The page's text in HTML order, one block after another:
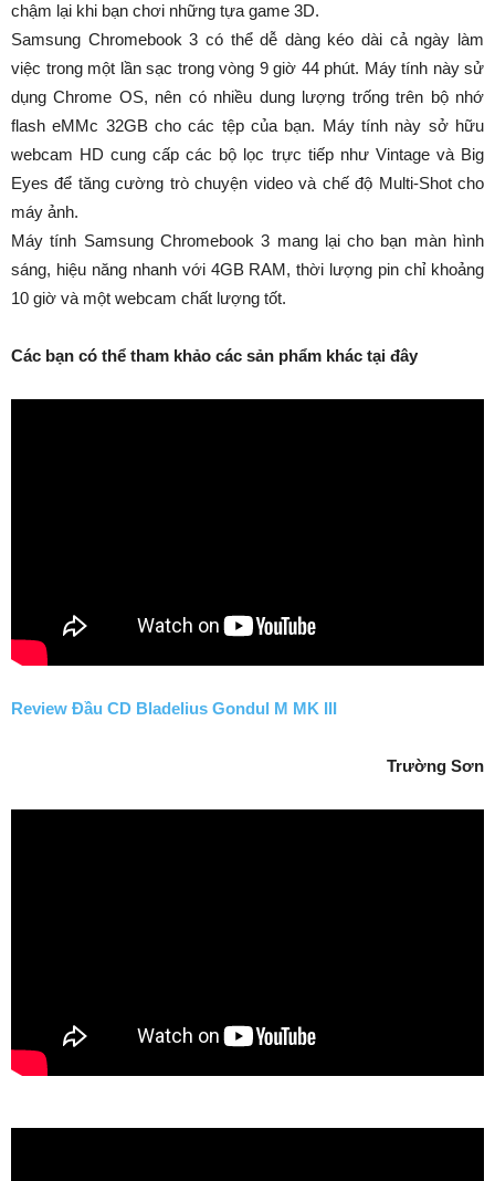
chậm lại khi bạn chơi những tựa game 3D.
Samsung Chromebook 3 có thể dễ dàng kéo dài cả ngày làm
việc trong một lần sạc trong vòng 9 giờ 44 phút. Máy tính này sử
dụng Chrome OS, nên có nhiều dung lượng trống trên bộ nhớ
flash eMMc 32GB cho các tệp của bạn. Máy tính này sở hữu
webcam HD cung cấp các bộ lọc trực tiếp như Vintage và Big
Eyes để tăng cường trò chuyện video và chế độ Multi-Shot cho
máy ảnh.
Máy tính Samsung Chromebook 3 mang lại cho bạn màn hình
sáng, hiệu năng nhanh với 4GB RAM, thời lượng pin chỉ khoảng
10 giờ và một webcam chất lượng tốt.
Các bạn có thể tham khảo các sản phẩm khác tại đây
Review Đầu CD Bladelius Gondul M MK III
Trường Sơn